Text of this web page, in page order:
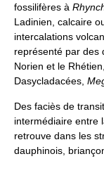
fossilifères à
Ladinien, calcaire
intercalations
représenté par des
Norien et le
Dasycladacées,
Des faciès de
intermédiaire entre
retrouve dans les
dauphinois,